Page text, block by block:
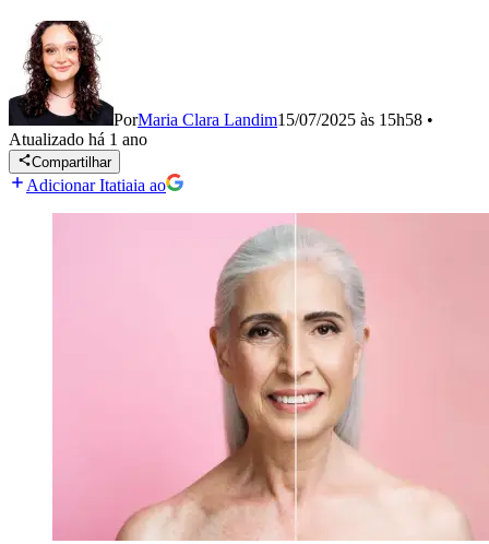
PorMaria Clara Landim15/07/2025 às 15h58 •
Atualizado há 1 ano
Compartilhar
Adicionar Itatiaia ao